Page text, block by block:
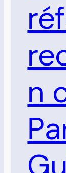
n